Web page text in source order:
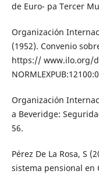
de Euro- pa Tercer
Organización
(1952). Convenio
https:// www.ilo.org/
Organización
a Beveridge:
56.
Pérez De La Rosa, S
sistema pensional en